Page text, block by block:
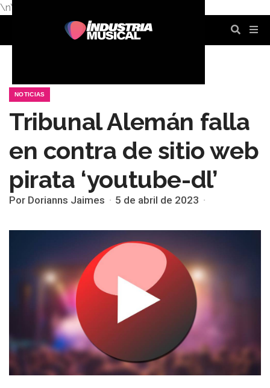
\n\n
NOTICIAS
Tribunal Alemán falla
en contra de sitio web
pirata ‘youtube-dl’
Por Dorianns Jaimes 5 de abril de 2023